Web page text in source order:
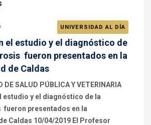
UNIVERSIDAD AL DÍA
el estudio y el diagnóstico de
fueron presentados en la
de Caldas
DE SALUD PÚBLICA Y VETERINARIA
estudio y el diagnóstico de la
fueron presentados en la
Caldas 10/04/2019 El Profesor